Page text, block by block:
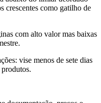
crescentes como gatilho de
com alto valor mas baixas
vise menos de sete dias